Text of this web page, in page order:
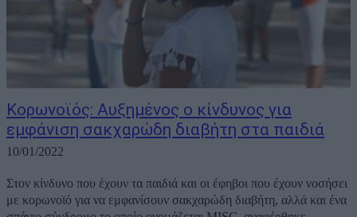
Κορωνοϊός: Αυξημένος ο κίνδυνος για
εμφάνιση σακχαρώδη διαβήτη στα παιδιά
10/01/2022
Στον κίνδυνο που έχουν τα παιδιά και οι έφηβοι που έχουν νοσήσει
με κορωνοϊό για να εμφανίσουν σακχαρώδη διαβήτη, αλλά και ένα